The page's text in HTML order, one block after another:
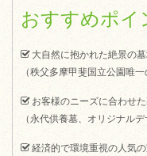
おすすめポイ
大自然に抱かれた絶景の墓
（秩父多摩甲斐国立公園唯一
お客様のニーズに合わせた
（永代供養墓、オリジナルデ
経済的で環境重視の人気の